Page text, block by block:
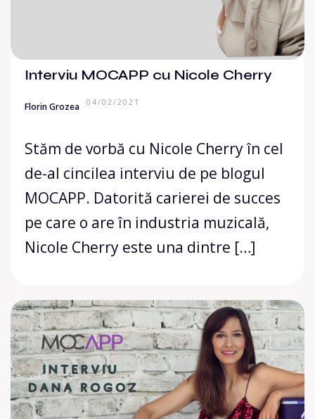
Interviu MOCAPP cu Nicole Cherry
Florin Grozea 04/02/2021
Stăm de vorbă cu Nicole Cherry în cel
de-al cincilea interviu de pe blogul
MOCAPP. Datorită carierei de succes
pe care o are în industria muzicală,
Nicole Cherry este una dintre […]